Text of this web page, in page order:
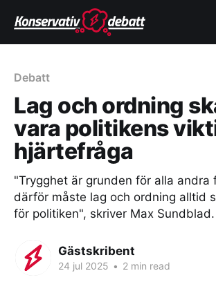
Debatt
Lag och ordning
vara politikens
hjärtefråga
"Trygghet är grunden för alla andra
därför måste lag och ordning alltid
för politiken", skriver Max Sundblad.
Gästskribent
24 jul 2025 • 2 min read